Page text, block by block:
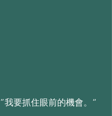
”我要抓住眼前的機會。“